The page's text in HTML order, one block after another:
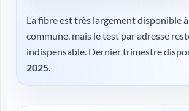
La fibre est très largement disponible
commune, mais le test par adresse
indispensable. Dernier trimestre
2025.